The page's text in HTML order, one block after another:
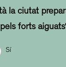
la ciutat
pels forts
Sí